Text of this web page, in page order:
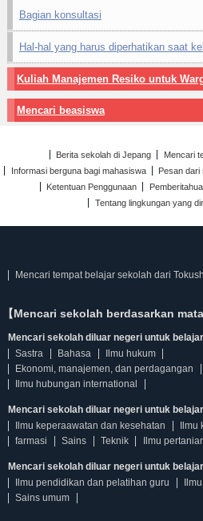
Bagian konsultasi
Hal-hal yang harus diperhatikan saat
Kuliah Manajemen Resiko untuk
Mencari beasiswa
Berita sekolah di Jepang
Mencari
Informasi berguna bagi mahasiswa
Pesan dari
Ketentuan Penggunaan
Tentang lingkungan yang
Mencari tempat belajar sekolah dari
【Mencari sekolah berdasarkan
Mencari sekolah diluar negeri untuk
Sastra
Bahasa
Ilmu hukum
Ekonomi, manajemen, dan perdagangan
Ilmu hubungan international
Mencari sekolah diluar negeri untuk
Ilmu keperaawatan dan kesehatan
farmasi
Sains Teknik Ilmu
Mencari sekolah diluar negeri untuk
Ilmu pendidikan dan pelatihan guru
Sains umum